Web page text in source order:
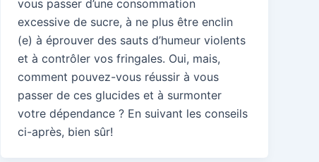
vous passer d’une consommation
excessive de sucre, à ne plus être enclin
(e) à éprouver des sauts d’humeur violents
et à contrôler vos fringales. Oui, mais,
comment pouvez-vous réussir à vous
passer de ces glucides et à surmonter
votre dépendance ? En suivant les conseils
ci-après, bien sûr!